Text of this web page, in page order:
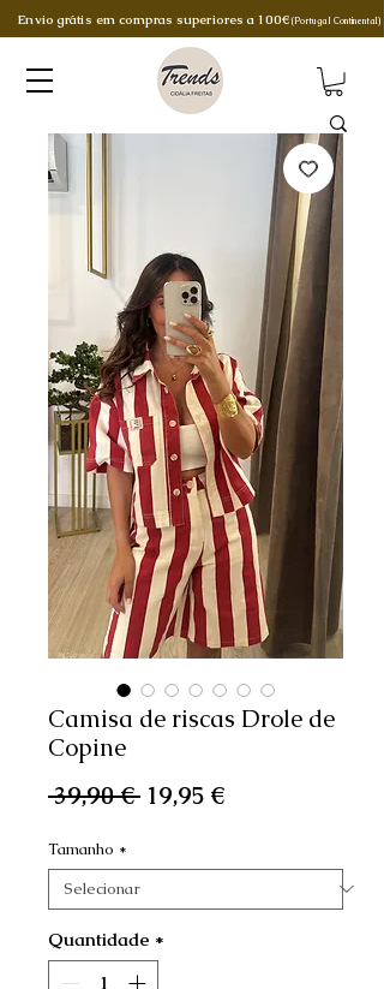
Envio grátis em compras superiores a 100€ (Portugal Continental)
Camisa de riscas Drole de
Copine
39,90 € Preço
19,95 €Preço
Tamanho *
Quantidade *